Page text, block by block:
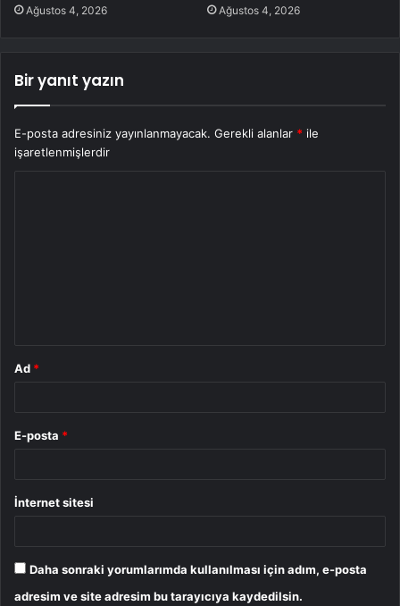
Ağustos 4, 2026 Ağustos 4, 2026
Bir yanıt yazın
E-posta adresiniz yayınlanmayacak. Gerekli alanlar * ile
işaretlenmişlerdir
Ad *
E-posta *
İnternet sitesi
Daha sonraki yorumlarımda kullanılması için adım, e-posta
adresim ve site adresim bu tarayıcıya kaydedilsin.